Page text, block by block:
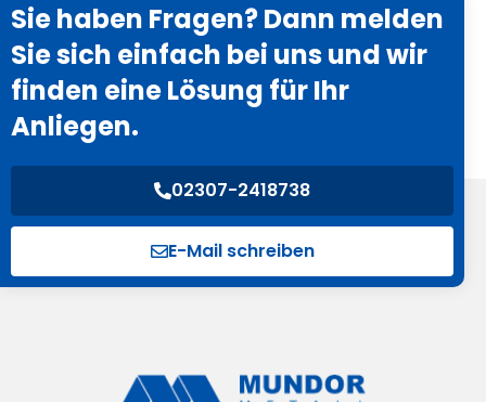
Sie haben Fragen? Dann melden
Sie sich einfach bei uns und wir
finden eine Lösung für Ihr
Anliegen.
02307-2418738
E-Mail schreiben